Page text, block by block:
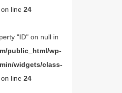
on line24
"ID" on null in
public_html/wp-
widgets/class-
on line24